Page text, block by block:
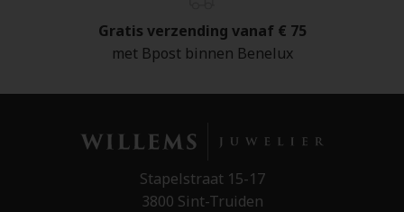
Gratis verzending vanaf € 75
met Bpost binnen Benelux
Stapelstraat 15-17
3800 Sint-Truiden